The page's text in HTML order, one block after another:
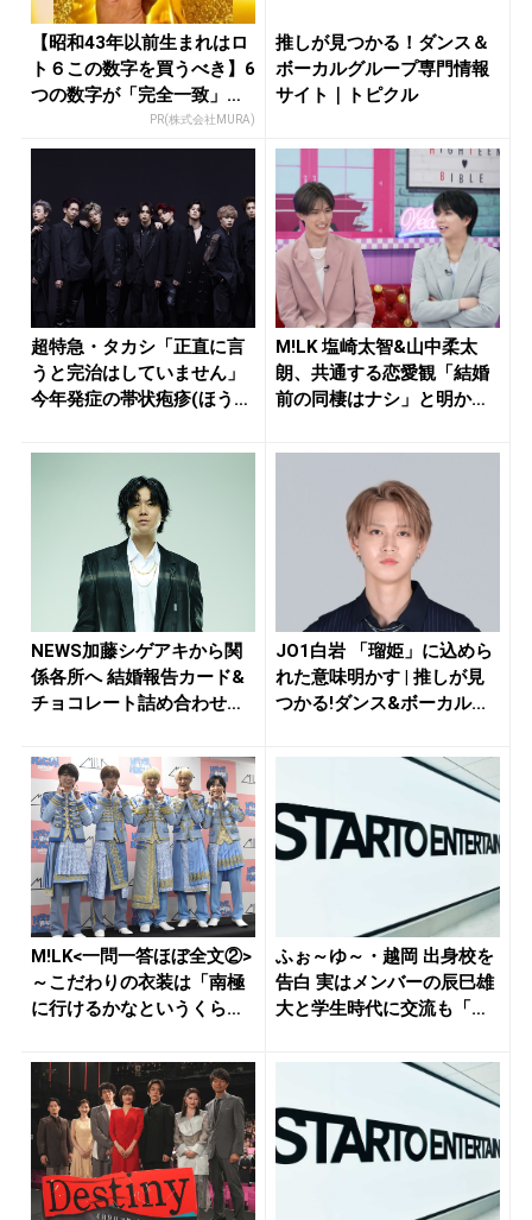
【昭和43年以前生まれはロ
ト６この数字を買うべき】6
つの数字が「完全一致」す
PR(株式会社MURA)
推しが見つかる！ダンス＆
ボーカルグループ専門情報
サイト｜トピクル
超特急・タカシ「正直に言
うと完治はしていません」
今年発症の帯状疱疹(ほうし
M!LK 塩崎太智&山中柔太
朗、共通する恋愛観「結婚
前の同棲はナシ」と明かす
NEWS加藤シゲアキから関
係各所へ 結婚報告カード&
チョコレート詰め合わせ、
JO1白岩 「瑠姫」に込めら
れた意味明かす | 推しが見
つかる!ダンス&ボーカル...
M!LK<一問一答ほぼ全文②>
～こだわりの衣装は「南極
に行けるかなというくらい
ふぉ～ゆ～・越岡 出身校を
告白 実はメンバーの辰巳雄
大と学生時代に交流も「初